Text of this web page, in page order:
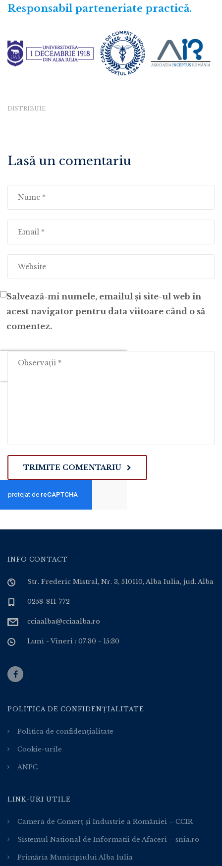
Responsabil parteneriate practică.
DISTRIBUIE
Lasă un comentariu
Salvează-mi numele, emailul și site-ul web în
acest navigator pentru data viitoare când o să
comentez.
TRIMITE COMENTARIU
INFO CONTACT
Str. Frederic Mistral, Nr. 3, 510110, Alba Iulia, jud. Alba
0258-811-772
cciaalba@cciaalba.ro
Luni - Vineri : 07:30 - 15:30
POLITICA DE CONFIDENȚIALITATE
Politica de confidențialitate
Cookie-urile
ANPC
LINK-URI UTILE
Camera de Comerț și Industrie a României – CCIR
Sistemul National de Informatii de Afaceri – snia.ro
Primăria Municipiului Alba Iulia